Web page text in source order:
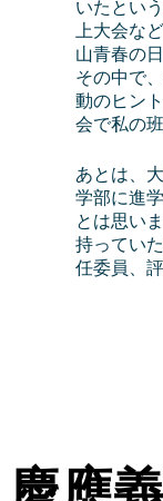
いたとい
上大会な
山青春の
その中で
動のヒン
会で私の
あとは、
学部に進
とは思いま
持ってい
任委員、